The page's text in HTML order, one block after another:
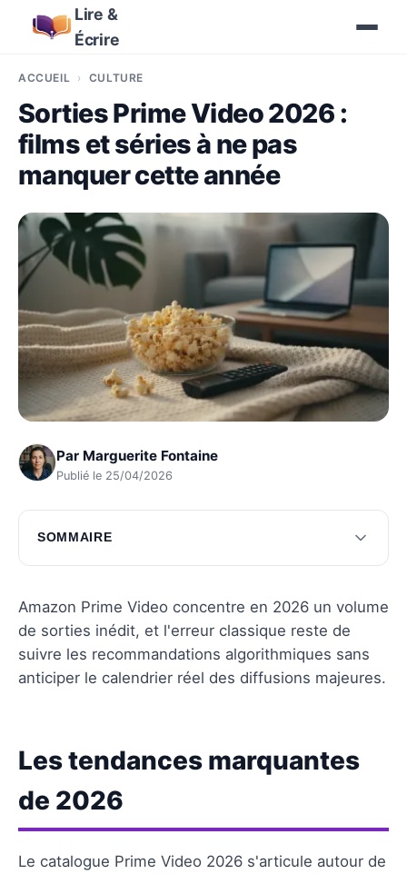
Lire &
Écrire
ACCUEIL CULTURE
Sorties Prime Video 2026 :
films et séries à ne pas
manquer cette année
Par Marguerite Fontaine
Publié le 25/04/2026
SOMMAIRE
Les tendances marquantes de 2026
Genres phares en 2026
Questions fréquentes
Amazon Prime Video concentre en 2026 un volume
de sorties inédit, et l'erreur classique reste de
suivre les recommandations algorithmiques sans
anticiper le calendrier réel des diffusions majeures.
Les tendances marquantes
de 2026
Le catalogue Prime Video 2026 s'articule autour de